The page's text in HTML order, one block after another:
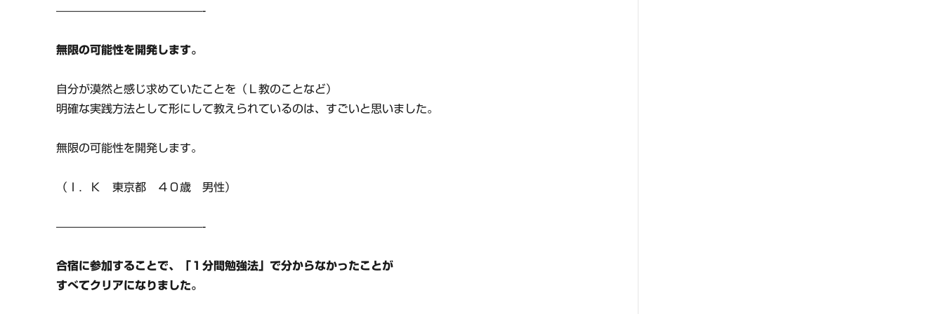
—————————————-
無限の可能性を開発します。
自分が漠然と感じ求めていたことを（Ｌ教のことなど）
明確な実践方法として形にして教えられているのは、すごいと思いました。
無限の可能性を開発します。
（Ｉ．Ｋ 東京都 ４０歳 男性）
—————————————-
合宿に参加することで、「１分間勉強法」で分からなかったことが
すべてクリアになりました。